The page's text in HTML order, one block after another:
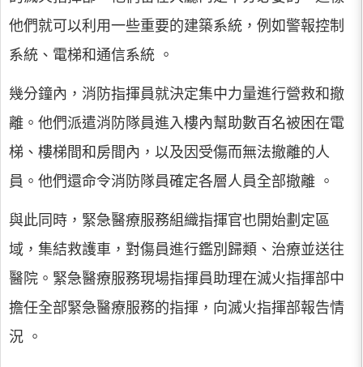
他們就可以利用一些重要的建築系統，例如警報控制
系統、電梯和通信系統 。
幾分鐘內，消防指揮員就決定集中力量進行營救和撤
離。他們派遣消防隊員進入樓內幫助數百名被困在電
梯、樓梯間和房間內，以及因受傷而無法撤離的人
員。他們還命令消防隊員確定各層人員全部撤離 。
與此同時，緊急醫療服務組織指揮官也開始劃定區
域，集結救護車，對傷員進行鑑別歸類、治療並送往
醫院。緊急醫療服務現場指揮員助理在滅火指揮部中
擔任全部緊急醫療服務的指揮，向滅火指揮部報告情
況 。